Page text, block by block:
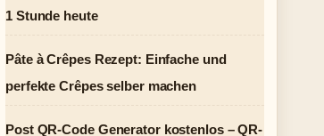
1 Stunde heute
Pâte à Crêpes Rezept: Einfache und
perfekte Crêpes selber machen
Post QR-Code Generator kostenlos – QR-